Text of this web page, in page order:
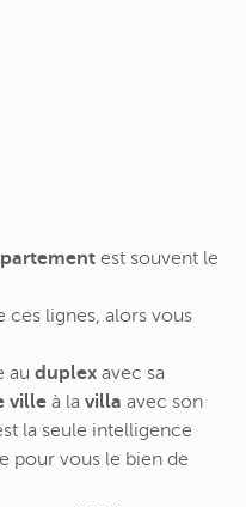
est souvent le
ces lignes, alors vous
au duplex avec sa
ville à la villa avec son
la seule intelligence
pour vous le bien de